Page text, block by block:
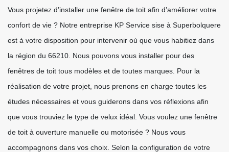
Vous projetez d’installer une fenêtre de toit afin d’améliorer votre
confort de vie ? Notre entreprise KP Service sise à Superbolquere
est à votre disposition pour intervenir où que vous habitiez dans
la région du 66210. Nous pouvons vous installer pour des
fenêtres de toit tous modèles et de toutes marques. Pour la
réalisation de votre projet, nous prenons en charge toutes les
études nécessaires et vous guiderons dans vos réflexions afin
que vous trouviez le type de velux idéal. Vous voulez une fenêtre
de toit à ouverture manuelle ou motorisée ? Nous vous
accompagnons dans vos choix. Selon la configuration de votre